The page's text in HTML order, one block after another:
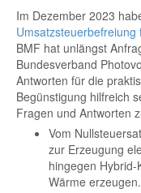
Im Dezember 2023
BMF hat unlängst
Bundesverband
Antworten für die
Begünstigung hilfreich
Fragen und Antworten
Vom
zur Erzeugung
hingegen
Wärme erzeugen.